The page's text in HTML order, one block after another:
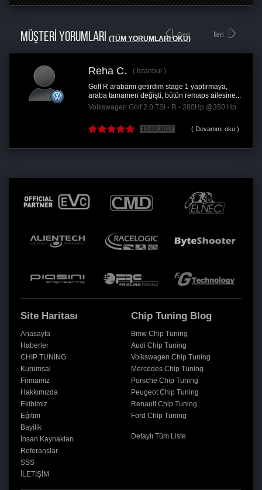
MÜŞTERİ YORUMLARI (TÜM YORUMLARI OKU)
Geri
Reha C.
İstanbul
Golf R arabamı getirdim stage 1 yaptırmaya,
araba tamamen değişti, bütün remaps ailesine...
Volkswagen Golf 2.0 TSI - R - 280Hp @350 Hp
12.02.2017 ( Devamını oku )
İleri
Site Haritası
Anasayfa
Haberler
CHIP TUNING
Kurumsal
Firmamız
Hakkımızda
Ekibimiz
Eğitim
Bayilik
İnsan Kaynakları
Referanslar
SSS
İLETİŞİM
Chip Tuning Blog
Bmw Chip Tuning
Audi Chip Tuning
Volkswagen Chip Tuning
Mercedes Chip Tuning
Porsche Chip Tuning
Peugeot Chip Tuning
Renault Chip Tuning
Ford Chip Tuning
Detaylı Tüm Liste